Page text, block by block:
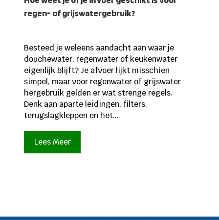
regen- of grijswatergebruik?
Besteed je weleens aandacht aan waar je
douchewater, regenwater of keukenwater
eigenlijk blijft? Je afvoer lijkt misschien
simpel, maar voor regenwater of grijswater
hergebruik gelden er wat strenge regels.
Denk aan aparte leidingen, filters,
terugslagkleppen en het...
Lees Meer